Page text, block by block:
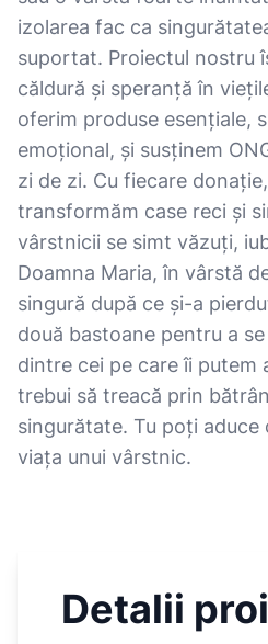
izolarea fac ca
suportat. Proiectul nostru
căldură și speranță în
oferim produse esențiale,
emoțional, și susținem
zi de zi. Cu fiecare
transformăm case reci și
vârstnicii se simt văzuți,
Doamna Maria, în vârstă
singură după ce și-a
două bastoane pentru a
dintre cei pe care îi putem
trebui să treacă prin
singurătate. Tu poți aduce
viața unui vârstnic.
Detalii